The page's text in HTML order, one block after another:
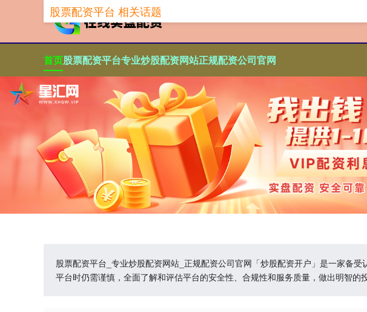
首页股票配资平台专业炒股配资网站正规配资公司官网
股票配资平台_专业炒股配资网站_正规配资公司官网「炒股配资开户」是一家备
平台时仍需谨慎，全面了解和评估平台的安全性、合规性和服务质量，做出明智的
股票配资平台 相关话题